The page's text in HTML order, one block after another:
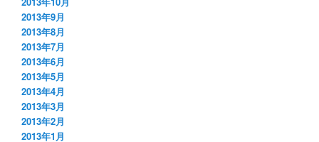
2013年9月
2013年8月
2013年7月
2013年6月
2013年5月
2013年4月
2013年3月
2013年2月
2013年1月